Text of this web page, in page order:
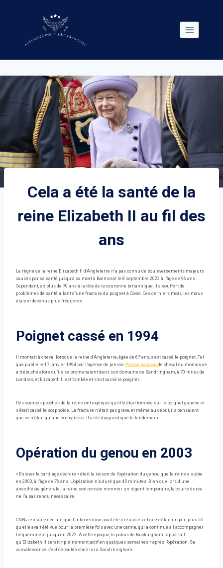
Cela a été la santé de la
reine Elizabeth II au fil des
ans
Le règne de la reine Elizabeth II d’Angleterre n’a pas connu de bouleversements majeurs
causés par sa santé jusqu’à sa mort à Balmoral le 8 septembre 2022 à l’âge de 96 ans.
Cependant, en plus de 70 ans à la tête de la couronne britannique, il a souffert de
problèmes de santé allant d’une fracture du poignet à Covid. Ces derniers mois, les maux
étaient devenus plus fréquents.
Poignet cassé en 1994
Il montait à cheval lorsque la reine d’Angleterre, âgée de 67 ans, s’est cassé le poignet. Tel
que publié le 17 janvier 1994 par l’agence de presse Presse associéele cheval du monarque
a trébuché alors qu’ils se promenaient dans son domaine de Sandringham, à 70 miles de
Londres, et Elizabeth II est tombée et s’est cassé le poignet.
Des sources proches de la reine ont expliqué qu’elle était tombée sur le poignet gauche et
s’était cassé le scaphoïde. La fracture n’était pas grave, et même au début, ils pensaient
que ce n’était qu’une ecchymose. Il a été diagnostiqué le lendemain.
Opération du genou en 2003
« Enlever le cartilage déchiré » était la raison de l’opération du genou que la reine a subie
en 2003, à l’âge de 76 ans. L’opération n’a duré que 45 minutes. Bien que lors d’une
anesthésie générale, la reine soit censée nommer un régent temporaire, la courte durée
ne l’a pas rendu nécessaire.
CNN a ensuite déclaré que l’intervention avait été « réussie » et que c’était un peu plus tôt
qu’elle avait été vue pour la première fois avec une canne, qui a continué à l’accompagner
fréquemment jusqu’en 2022. A cette époque, le palais de Buckingham rapportait
qu’Elizabeth II serait « pleinement actif en quelques semaines » après l’opération. Sa
convalescence s’est déroulée chez lui à Sandrhingham.